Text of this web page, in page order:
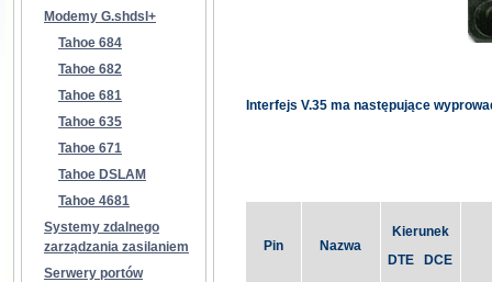
Modemy G.shdsl+
Tahoe 684
Tahoe 682
Tahoe 681
Tahoe 635
Tahoe 671
Tahoe DSLAM
Tahoe 4681
Systemy zdalnego
zarządzania zasilaniem
Serwery portów
Interfejs V.35 ma następujące
Pin Nazwa
Kierunek
DTE DCE